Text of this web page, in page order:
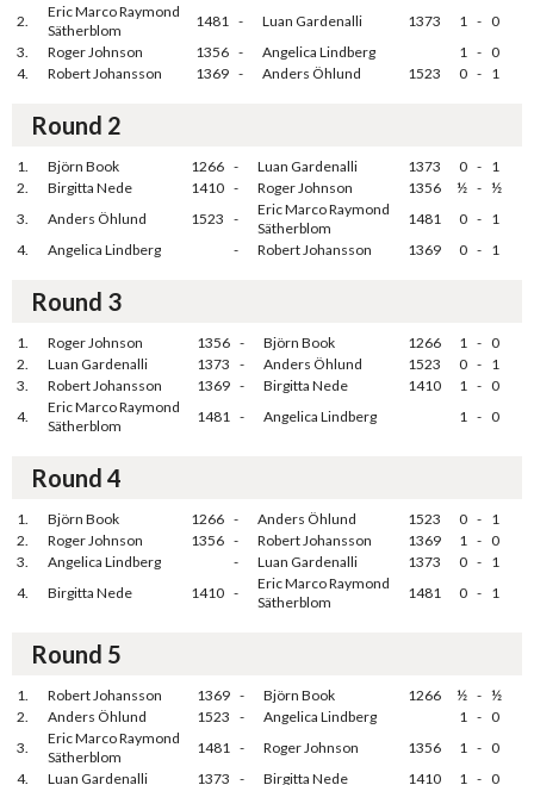
2.
Eric Marco Raymond
Sätherblom
1481 - Luan Gardenalli 1373 1 - 0
3.
Roger Johnson 1356 - Angelica Lindberg 1 - 0
4.
Robert Johansson 1369 - Anders Öhlund 1523 0 - 1
Round 2
1. Björn Book 1266 - Luan Gardenalli 1373 0 - 1
2.
Birgitta Nede 1410 - Roger Johnson 1356 ½ - ½
3.
Anders Öhlund 1523 -
Eric Marco Raymond
Sätherblom
1481 0 - 1
4.
Angelica Lindberg - Robert Johansson 1369 0 - 1
Round 3
1. Roger Johnson 1356 - Björn Book 1266 1 - 0
2.
Luan Gardenalli 1373 - Anders Öhlund 1523 0 - 1
3.
Robert Johansson 1369 - Birgitta Nede 1410 1 - 0
4.
Eric Marco Raymond
Sätherblom
1481 - Angelica Lindberg 1 - 0
Round 4
1. Björn Book 1266 - Anders Öhlund 1523 0 - 1
2.
Roger Johnson 1356 - Robert Johansson 1369 1 - 0
3.
Angelica Lindberg - Luan Gardenalli 1373 0 - 1
4.
Birgitta Nede 1410 -
Eric Marco Raymond
Sätherblom
1481 0 - 1
Round 5
1. Robert Johansson 1369 - Björn Book 1266 ½ - ½
2.
Anders Öhlund 1523 - Angelica Lindberg 1 - 0
3.
Eric Marco Raymond
Sätherblom
1481 - Roger Johnson 1356 1 - 0
4.
Luan Gardenalli 1373 - Birgitta Nede 1410 1 - 0